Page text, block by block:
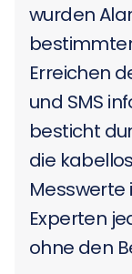
wurden
Erreichen
und SMS
besticht
die
Messwerte
Experten
ohne den